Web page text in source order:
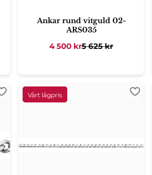
Ankar rund vitguld 02-
ARS035
4 500 kr5 625kr
Lägg till i favoriter